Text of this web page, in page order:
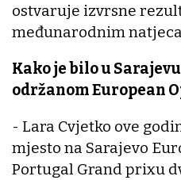
ostvaruje izvrsne
međunarodnim
Kako je bilo u
održanom European
- Lara Cvjetko ove
mjesto na Sarajevo
Portugal Grand prixu